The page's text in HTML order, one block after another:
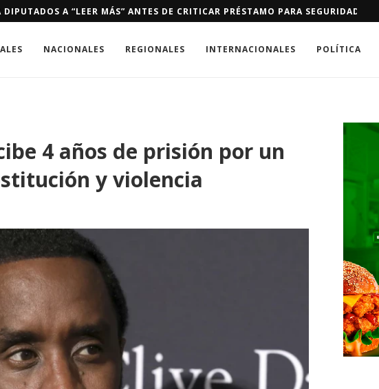
A “LEER MÁS” ANTES DE CRITICAR PRÉSTAMO PARA SEGURIDAD VIAL
NACIONALES REGIONALES INTERNACIONALES POLÍTICA
4 años de prisión por un
y violencia